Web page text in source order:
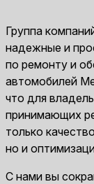
Группа
надежные и
по ремонту и
автомобилей
что для
принимающих
только
но и
С нами вы